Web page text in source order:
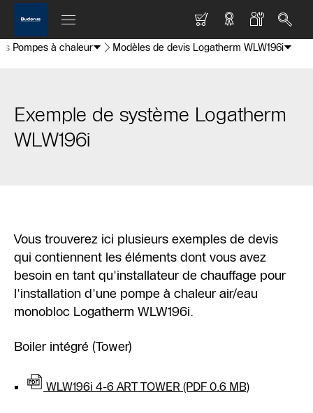
Pompes à chaleur Modèles de devis Logatherm WLW196i
Exemple de système Logatherm
WLW196i
Vous trouverez ici plusieurs exemples de devis
qui contiennent les éléments dont vous avez
besoin en tant qu'installateur de chauffage pour
l'installation d'une pompe à chaleur air/eau
monobloc Logatherm WLW196i.
Boiler intégré (Tower)
WLW196i 4-6 ART TOWER (PDF 0.6 MB)